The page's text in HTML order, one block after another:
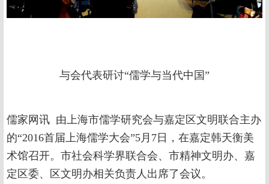
与会代表研讨“儒学与当代中国”
儒家网讯 由上海市儒学研究会与嘉定区文明联合主办
的“2016首届上海儒学大会”5月7日，在嘉定韩天衡美
术馆召开。市社会科学界联合会、市精神文明办、嘉
定区委、区文明办相关负责人出席了会议。